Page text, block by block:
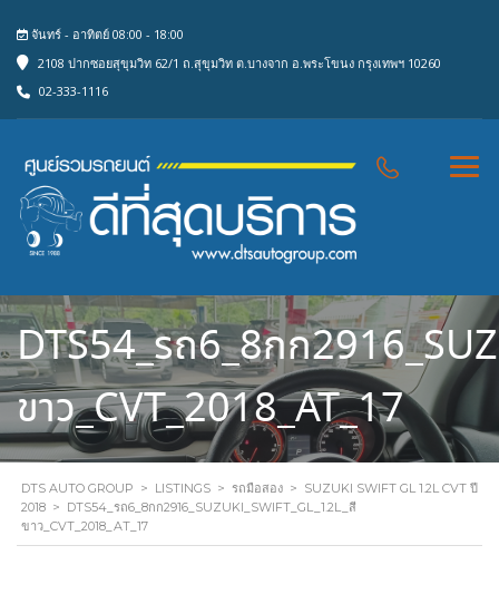
จันทร์ - อาทิตย์ 08:00 - 18:00
2108 ปากซอยสุขุมวิท 62/1 ถ.สุขุมวิท ต.บางจาก อ.พระโขนง กรุงเทพฯ 10260
02-333-1116
DTS54_รถ6_8กก
ขาว_CVT_2018_AT_17
DTS AUTO GROUP > LISTINGS > รถมือสอง > SUZUKI SWIFT GL 1.2L CVT ปี
2018 > DTS54_รถ6_8กก2916_SUZUKI_SWIFT_GL_1.2L_สี
ขาว_CVT_2018_AT_17